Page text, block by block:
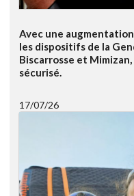
Avec une
les dispositifs de la
Biscarrosse et
sécurisé.
17/07/26